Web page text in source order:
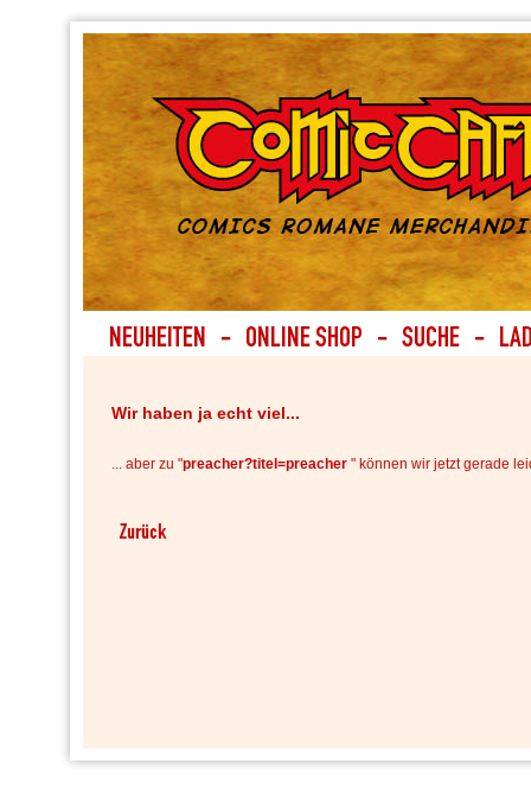
Wir haben ja echt viel...
... aber zu "preacher?titel=preacher " können wir jetzt gerade